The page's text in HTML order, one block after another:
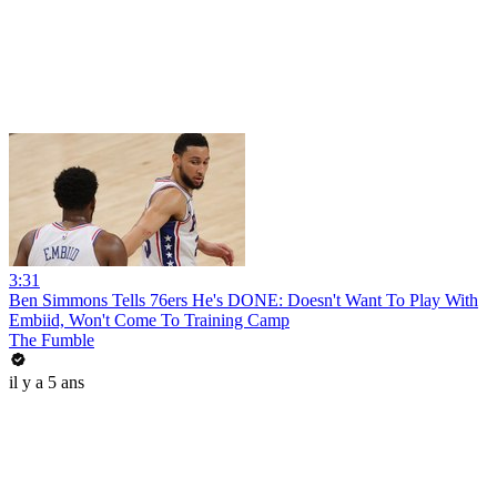
3:31
Ben Simmons Tells 76ers He's DONE: Doesn't Want To Play With
Embiid, Won't Come To Training Camp
The Fumble
il y a 5 ans